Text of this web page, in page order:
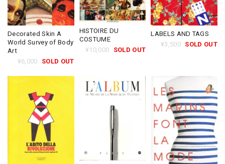
Decorated Skin A
World Survey of Body
Art
¥6,000
SOLD OUT
HISTOIRE DU
COSTUME
¥10,000
SOLD OUT
LABELS AND TAGS
¥3,500 SOLD OUT